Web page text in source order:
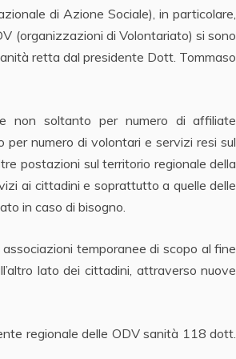
di Azione Sociale), in particolare,
(organizzazioni di Volontariato) si sono
retta dal presidente Dott. Tommaso
non soltanto per numero di affiliate
numero di volontari e servizi resi sul
postazioni sul territorio regionale della
ai cittadini e soprattutto a quelle delle
in caso di bisogno.
temporanee di scopo al fine
lato dei cittadini, attraverso nuove
regionale delle ODV sanità 118 dott.